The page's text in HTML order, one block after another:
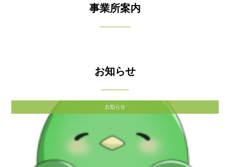
事業所案内
お知らせ
お知らせ